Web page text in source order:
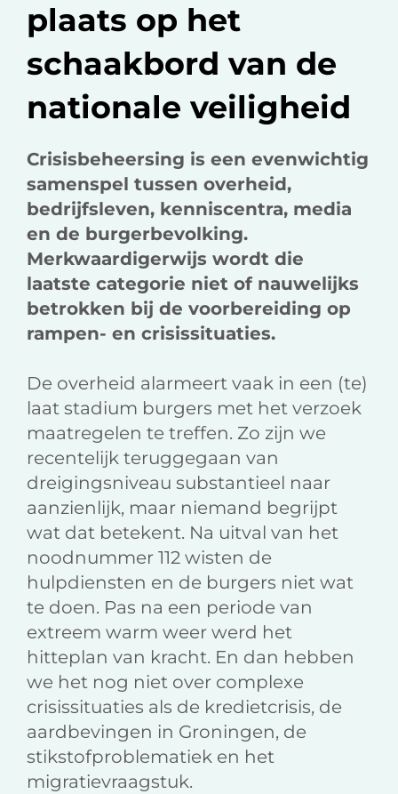
plaats op het
schaakbord van de
nationale veiligheid
Crisisbeheersing is een evenwichtig
samenspel tussen overheid,
bedrijfsleven, kenniscentra, media
en de burgerbevolking.
Merkwaardigerwijs wordt die
laatste categorie niet of nauwelijks
betrokken bij de voorbereiding op
rampen- en crisissituaties.
De overheid alarmeert vaak in een (te)
laat stadium burgers met het verzoek
maatregelen te treffen. Zo zijn we
recentelijk teruggegaan van
dreigingsniveau substantieel naar
aanzienlijk, maar niemand begrijpt
wat dat betekent. Na uitval van het
noodnummer 112 wisten de
hulpdiensten en de burgers niet wat
te doen. Pas na een periode van
extreem warm weer werd het
hitteplan van kracht. En dan hebben
we het nog niet over complexe
crisissituaties als de kredietcrisis, de
aardbevingen in Groningen, de
stikstofproblematiek en het
migratievraagstuk.